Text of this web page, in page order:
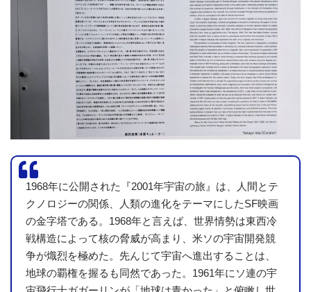
1968年に公開された『2001年宇宙の旅』は、人間とテ
クノロジーの関係、人類の進化をテーマにしたSF映画
の金字塔である。1968年と言えば、世界情勢は東西冷
戦構造によって核の脅威が高まり、米ソの宇宙開発競
争が熾烈を極めた。先んじて宇宙へ進出することは、
地球の覇権を握るも同然であった。1961年にソ連の宇